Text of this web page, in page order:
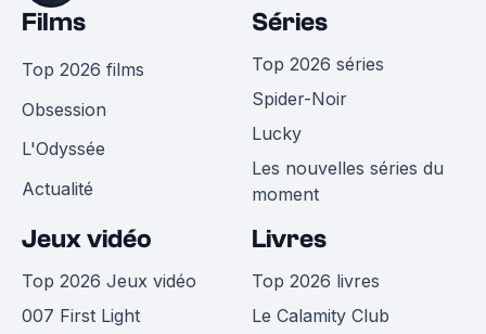
Films
Top 2026 films
Obsession
L'Odyssée
Actualité
Séries
Top 2026 séries
Spider-Noir
Lucky
Les nouvelles séries du
moment
Jeux vidéo
Top 2026 Jeux vidéo
007 First Light
Livres
Top 2026 livres
Le Calamity Club